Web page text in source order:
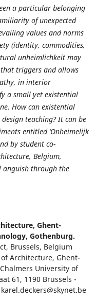
a particular belonging
of unexpected
values and norms
(identity, commodities,
unheimlichkeit may
triggers and allows
in interior
a small yet existential
How can existential
teaching? It can be
entitled ‘Onheimelijk
by student co-
Belgium,
anguish through the
Ghent-
Gothenburg.
Brussels, Belgium
Architecture, Ghent-
University of
61, 1190 Brussels -